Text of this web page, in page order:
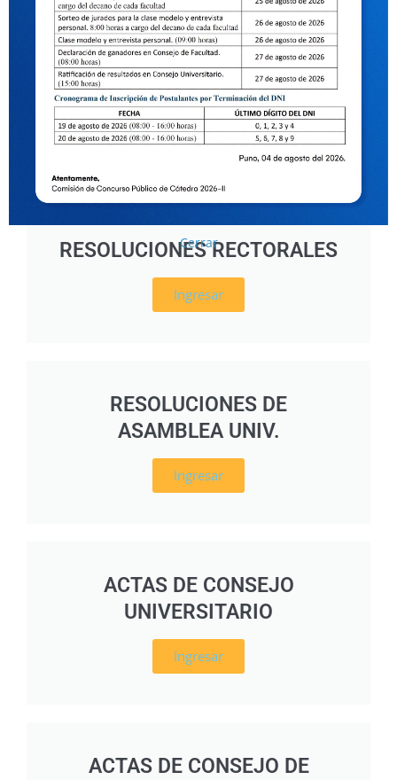
RESOLUCIONES RECTORALES
Ingresar
RESOLUCIONES DE
ASAMBLEA UNIV.
Ingresar
ACTAS DE CONSEJO
UNIVERSITARIO
Ingresar
ACTAS DE CONSEJO DE
Cerrar